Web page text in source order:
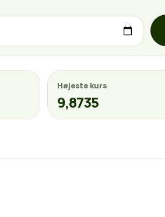
Højeste kurs
9,8735